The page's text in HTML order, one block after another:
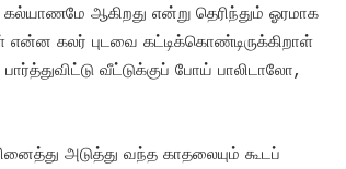
ஆகிறது என்று தெரிந்தும் ஓரமாக
என்ன கலர் புடவை கட்டிக்கொண்டிருக்கிறாள்
வீட்டுக்குப் போய் பாலிடாலோ,
அடுத்து வந்த காதலையும் கூடப்